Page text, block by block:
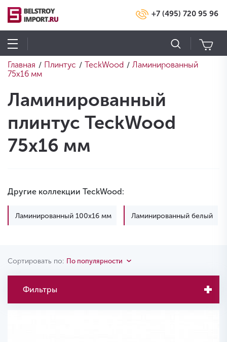
+7 (495) 720 95 96
Главная / Плинтус / TeckWood / Ламинированный
75х16 мм
Ламинированный
плинтус TeckWood
75х16 мм
Другие коллекции TeckWood:
Ламинированный 100х16 мм Ламинированный белый
Сортировать по: По популярности
Фильтры